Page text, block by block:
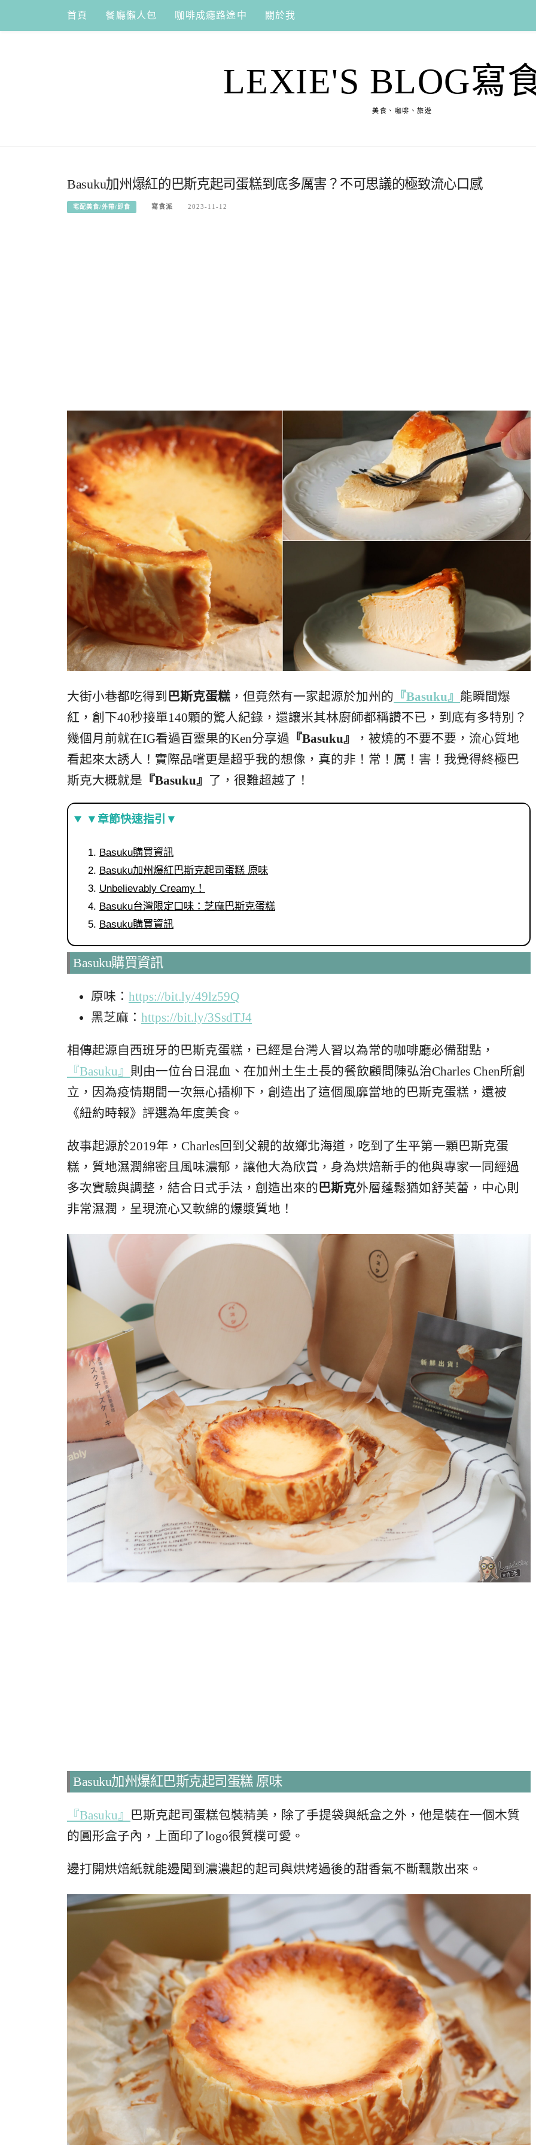
content
首頁 餐廳懶人包 咖啡成癮路途中 關於我
LEXIE'S BLOG寫
美食、咖啡、旅遊
Basuku加州爆紅的巴斯克起司蛋糕到底多厲害？不可思議的極致流心口感
宅配美食/外帶/即食 寫食派 2023-11-12
大街小巷都吃得到 巴斯克蛋糕 ，但竟然有一家起源於加州的 『Basuku』 能瞬間爆
紅，創下40秒接單140顆的驚人紀錄，還讓米其林廚師都稱讚不已，到底有多特別？
幾個月前就在IG看過百靈果的Ken分享過 『Basuku』
，被燒的不要不要，流心質地
看起來太誘人！實際品嚐更是超乎我的想像，真的非！常！厲！害！我覺得終極巴
斯克大概就是 『Basuku』 了，很難超越了！
▼章節快速指引▼
Basuku購買資訊
Basuku加州爆紅巴斯克起司蛋糕 原味
Unbelievably Creamy！
Basuku台灣限定口味：芝麻巴斯克蛋糕
Basuku購買資訊
Basuku購買資訊
原味： https://bit.ly/49lz59Q
黑芝麻： https://bit.ly/3SsdTJ4
相傳起源自西班牙的巴斯克蛋糕，已經是台灣人習以為常的咖啡廳必備甜點，
『Basuku』 則由一位台日混血、在加州土生土長的餐飲顧問陳弘治Charles Chen所創
立，因為疫情期間一次無心插柳下，創造出了這個風靡當地的巴斯克蛋糕，還被
《紐約時報》評選為年度美食。
故事起源於2019年，Charles回到父親的故鄉北海道，吃到了生平第一顆巴斯克蛋
糕，質地濕潤綿密且風味濃郁，讓他大為欣賞，身為烘焙新手的他與專家一同經過
多次實驗與調整，結合日式手法，創造出來的巴斯克外層蓬鬆猶如舒芙蕾，中心則
非常濕潤，呈現流心又軟綿的爆漿質地！
Basuku加州爆紅巴斯克起司蛋糕 原味
『Basuku』 巴斯克起司蛋糕包裝精美，除了手提袋與紙盒之外，他是裝在一個木質
的圓形盒子內，上面印了logo很質樸可愛。
邊打開烘焙紙就能邊聞到濃濃起的起司與烘烤過後的甜香氣不斷飄散出來。